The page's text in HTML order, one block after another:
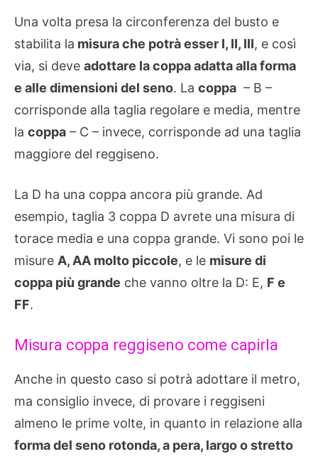
Una volta presa la circonferenza del busto e
stabilita la misura che potrà esser I, II, III, e così
via, si deve adottare la coppa adatta alla forma
e alle dimensioni del seno. La coppa – B –
corrisponde alla taglia regolare e media, mentre
la coppa – C – invece, corrisponde ad una taglia
maggiore del reggiseno.
La D ha una coppa ancora più grande. Ad
esempio, taglia 3 coppa D avrete una misura di
torace media e una coppa grande. Vi sono poi le
misure A, AA molto piccole, e le misure di
coppa più grande che vanno oltre la D: E, F e
FF.
Misura coppa reggiseno come capirla
Anche in questo caso si potrà adottare il metro,
ma consiglio invece, di provare i reggiseni
almeno le prime volte, in quanto in relazione alla
forma del seno rotonda, a pera, largo o stretto